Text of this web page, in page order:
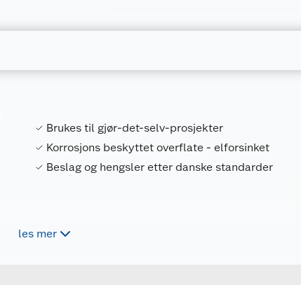
Brukes til gjør-det-selv-prosjekter
Korrosjons beskyttet overflate - elforsinket
Beslag og hengsler etter danske standarder
les merForpakningsmål